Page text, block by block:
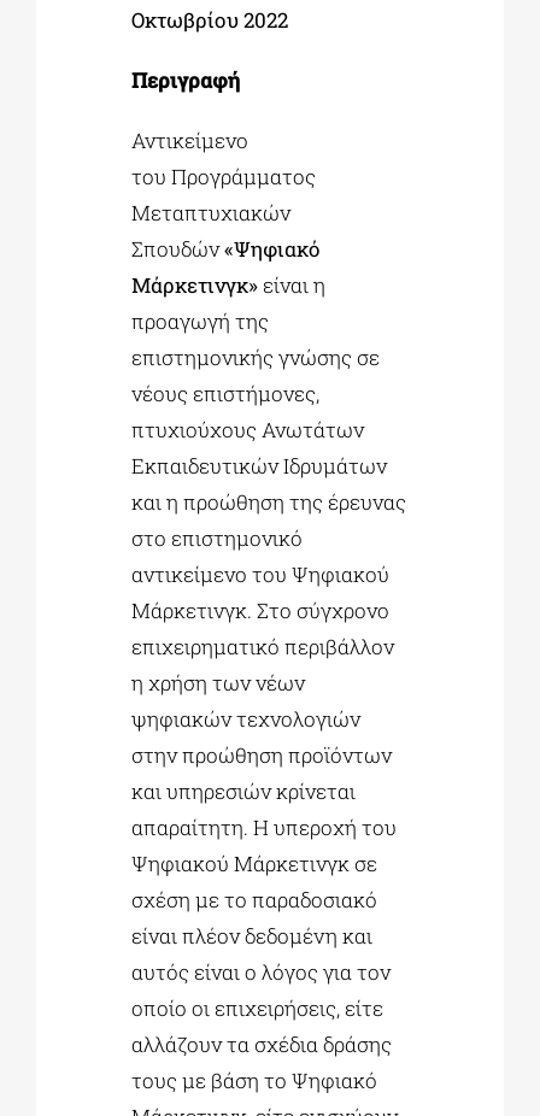
Οκτωβρίου 2022
Περιγραφή
Αντικείμενο
του Προγράμματος
Μεταπτυχιακών
Σπουδών«Ψηφιακό
Μάρκετινγκ» είναι η
προαγωγή της
επιστημονικής γνώσης σε
νέους επιστήμονες,
πτυχιούχους Ανωτάτων
Εκπαιδευτικών Ιδρυμάτων
και η προώθηση της έρευνας
στο επιστημονικό
αντικείμενο του Ψηφιακού
Μάρκετινγκ. Στο σύγχρονο
επιχειρηματικό περιβάλλον
η χρήση των νέων
ψηφιακών τεχνολογιών
στην προώθηση προϊόντων
και υπηρεσιών κρίνεται
απαραίτητη. Η υπεροχή του
Ψηφιακού Μάρκετινγκ σε
σχέση με το παραδοσιακό
είναι πλέον δεδομένη και
αυτός είναι ο λόγος για τον
οποίο οι επιχειρήσεις, είτε
αλλάζουν τα σχέδια δράσης
τους με βάση το Ψηφιακό